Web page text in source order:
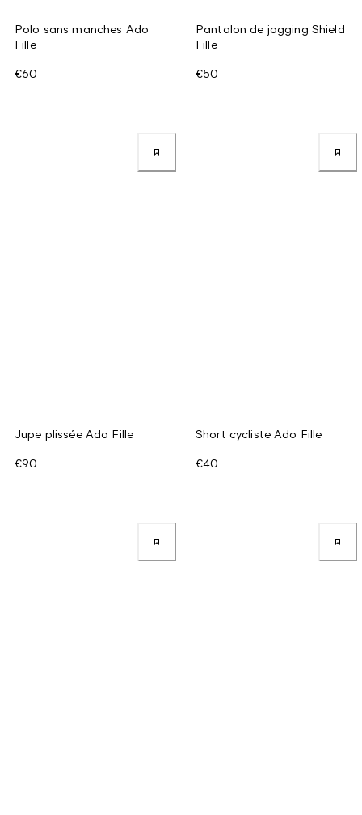
Polo sans manches Ado
Fille
€60
Pantalon de jogging Shield
Fille
€50
Jupe plissée Ado Fille
€90
Short cycliste Ado Fille
€40